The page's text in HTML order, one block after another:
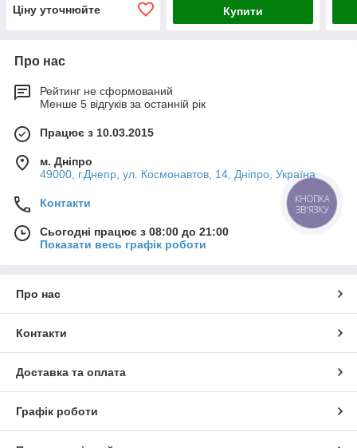
Ціну уточнюйте Купити
Про нас
Рейтинг не сформований
Менше 5 відгуків за останній рік
Працює з 10.03.2015
м. Дніпро
49000, г.Днепр, ул. Космонавтов, 14, Дніпро, Україна
Контакти
Сьогодні працює з 08:00 до 21:00
Показати весь графік роботи
Про нас
Контакти
Доставка та оплата
Графік роботи
КНОПКА
ЗВ'ЯЗКУ